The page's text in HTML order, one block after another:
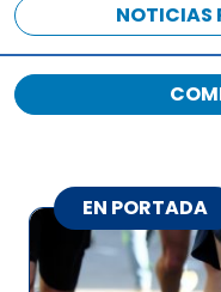
NOTICIAS
EN PORTADA